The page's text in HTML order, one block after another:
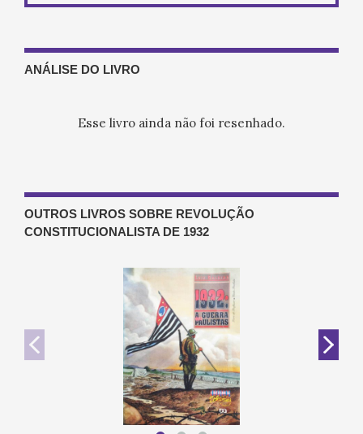
ANÁLISE DO LIVRO
Esse livro ainda não foi resenhado.
OUTROS LIVROS SOBRE REVOLUÇÃO
CONSTITUCIONALISTA DE 1932